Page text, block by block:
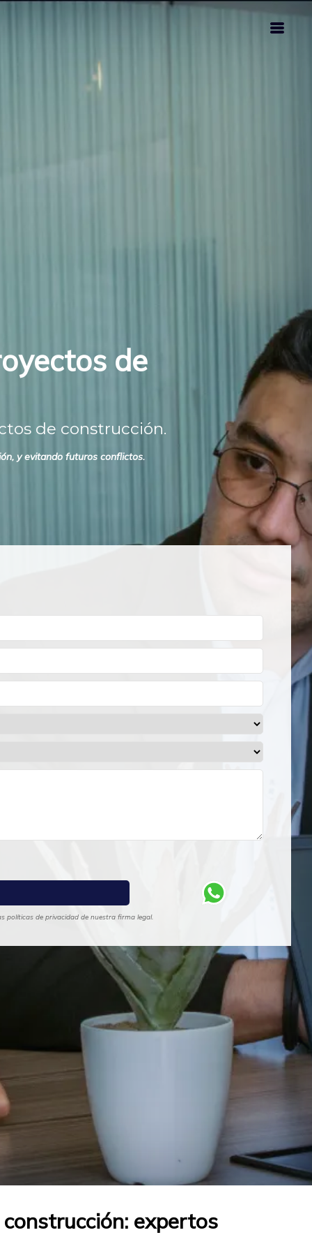
de
de construcción.
y evitando futuros conflictos.
políticas de privacidad de nuestra firma legal.
expertos